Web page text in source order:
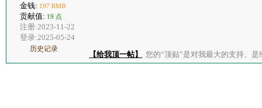
金钱: 197 RMB
贡献值: 19 点
注册:2023-11-22
登录:2025-05-24
历史记录
【给我顶一帖】 您的“顶贴”是对我最大的支持、